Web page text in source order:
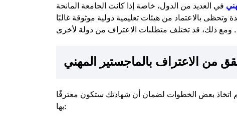
في العديد من الدول، خاصة إذا كانت الجامعة المانحة
بالاعتماد من هيئات تعليمية دولية موثوقة غالبًا
من الاعتراف بالماجستير المهني
اتخاذ بعض الخطوات لضمان أن شهادتك ستكون معترفًا
بها: